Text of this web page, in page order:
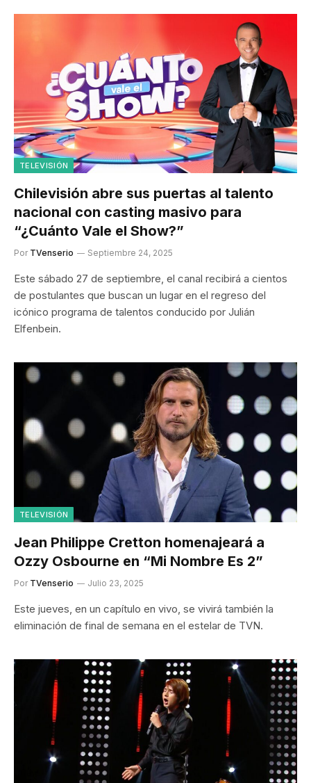
TELEVISIÓN
Chilevisión abre sus puertas al talento
nacional con casting masivo para
“¿Cuánto Vale el Show?”
Por TVenserio Septiembre 24, 2025
Este sábado 27 de septiembre, el canal recibirá a cientos
de postulantes que buscan un lugar en el regreso del
icónico programa de talentos conducido por Julián
Elfenbein.
TELEVISIÓN
Jean Philippe Cretton homenajeará a
Ozzy Osbourne en “Mi Nombre Es 2”
Por TVenserio Julio 23, 2025
Este jueves, en un capítulo en vivo, se vivirá también la
eliminación de final de semana en el estelar de TVN.